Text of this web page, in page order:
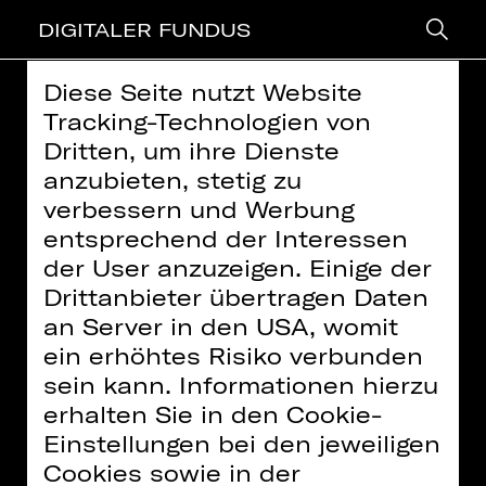
DIGITALER FUNDUS
> zurück
EINFÜHRUNG ONLINE: LA
TRAVIATA
Oper von Giuseppe Verdi
Inhalte zukünftig
immer aktivieren
Weitere Informationen finden Sie in unserer
Datenschutzerklärung
Video: Staatstheater Nürnberg |
Creative Commons BY-NC-ND
Für einen Moment scheint es, als
habe Violetta doch noch eine Chance
auf Glück: In Alfredo hat sie einen
Diese Seite nutzt Website
Tracking-Technologien von
Dritten, um ihre Dienste
anzubieten, stetig zu
verbessern und Werbung
entsprechend der Interessen
der User anzuzeigen. Einige der
Drittanbieter übertragen Daten
an Server in den USA, womit
ein erhöhtes Risiko verbunden
sein kann. Informationen hierzu
erhalten Sie in den Cookie-
Einstellungen bei den jeweiligen
Cookies sowie in der